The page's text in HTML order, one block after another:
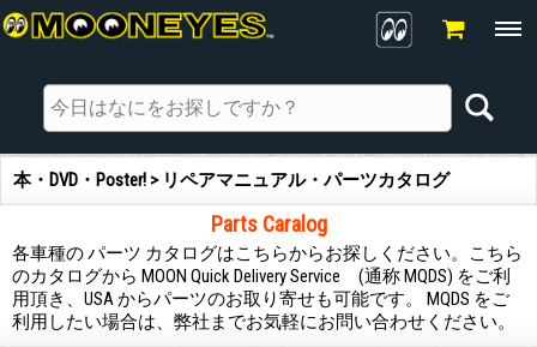
本・DVD・Poster! > リペアマニュアル・パーツカタログ
Parts Caralog
各車種の パーツ カタログはこちらからお探しください。こちら
のカタログから MOON Quick Delivery Service (通称 MQDS) をご利
用頂き、USA からパーツのお取り寄せも可能です。 MQDS をご
利用したい場合は、弊社までお気軽にお問い合わせください。